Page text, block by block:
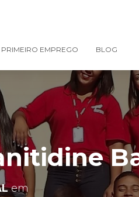
PRIMEIRO EMPREGO BLOG
em